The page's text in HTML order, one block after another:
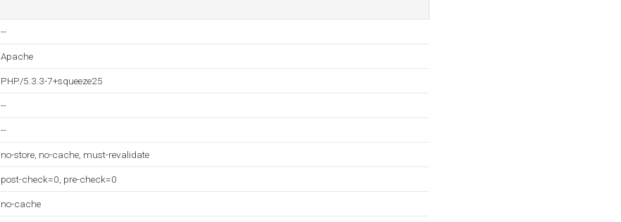
--
Apache
PHP/5.3.3-7+squeeze25
--
--
no-store, no-cache, must-revalidate
post-check=0, pre-check=0
no-cache